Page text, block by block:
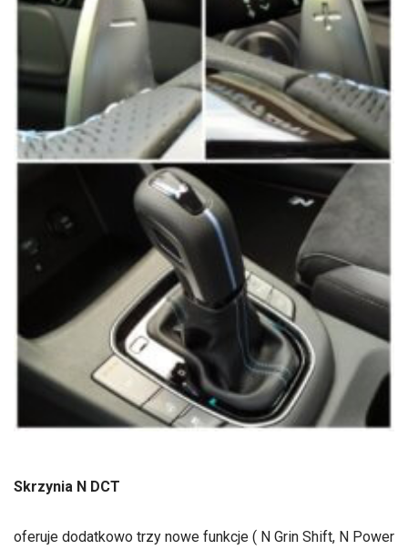
Skrzynia N DCT
oferuje dodatkowo trzy nowe funkcje ( N Grin Shift, N Power